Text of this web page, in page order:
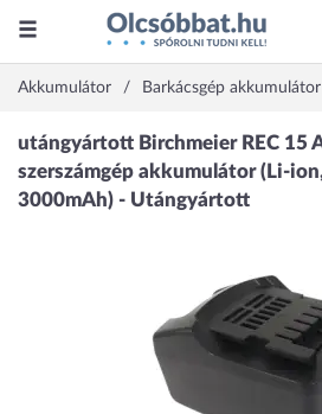
Akkumulátor Barkácsgép akkumulátor